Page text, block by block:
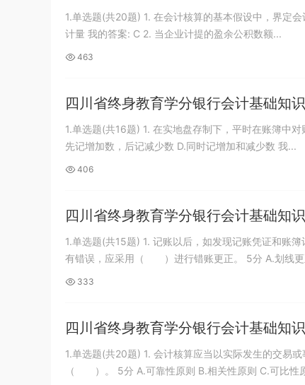
1.单选题(共20题) 1. 在会计核算的基本假设中，界定
计量 我的答案: C 2. 当企业计提的盈余公积数额...
463
四川省终身教育学分银行会计基础知
1.单选题(共16题) 1. 在实地盘存制下，平时在账簿中
先记增加数，后记减少数 D.同时记增加和减少数 我...
406
四川省终身教育学分银行会计基础知
1.单选题(共15题) 1. 记账以后，如发现记账凭证和账
有错误，应采用（ ）进行错账更正。 5分 A.划线更
333
四川省终身教育学分银行会计基础知
1.单选题(共20题) 1. 会计核算应当以实际发生的交易
（ ）。 5分 A.可靠性原则 B.相关性原则 C.可比性